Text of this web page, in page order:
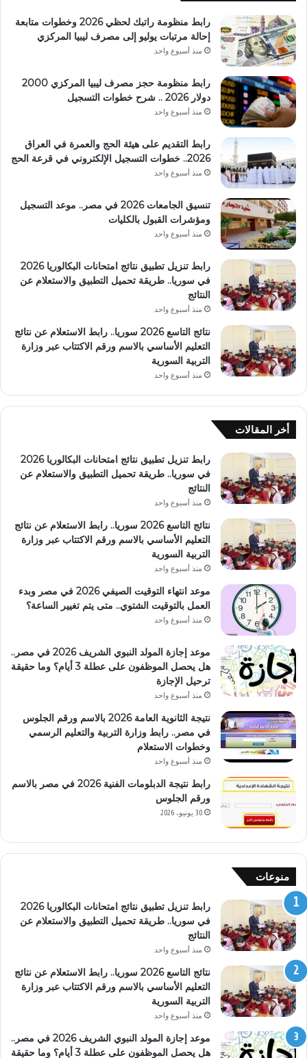
رابط منظومة راتبك لحظي 2026 وخطوات متابعة
إحالة مرتبات يوليو إلى مصرف ليبيا المركزي
منذ أسبوع واحد
رابط منظومة حجز مصرف ليبيا المركزي 2000
دولار 2026 .. شرح خطوات التسجيل
منذ أسبوع واحد
رابط التقديم على هيئة الحج والعمرة في العراق
2026.. خطوات التسجيل الإلكتروني في قرعة الحج
منذ أسبوع واحد
تنسيق الجامعات 2026 في مصر.. موعد التسجيل
ومؤشرات القبول بالكليات
منذ أسبوع واحد
رابط تنزيل تطبيق نتائج امتحانات البكالوريا 2026
في سوريا.. طريقة تحميل التطبيق والاستعلام عن
النتائج
منذ أسبوع واحد
نتائج التاسع 2026 سوريا.. رابط الاستعلام عن نتائج
التعليم الأساسي بالاسم ورقم الاكتتاب عبر وزارة
التربية السورية
منذ أسبوع واحد
أخر المقالات
رابط تنزيل تطبيق نتائج امتحانات البكالوريا 2026
في سوريا.. طريقة تحميل التطبيق والاستعلام عن
النتائج
منذ أسبوع واحد
نتائج التاسع 2026 سوريا.. رابط الاستعلام عن نتائج
التعليم الأساسي بالاسم ورقم الاكتتاب عبر وزارة
التربية السورية
منذ أسبوع واحد
موعد انتهاء التوقيت الصيفي 2026 في مصر وبدء
العمل بالتوقيت الشتوي.. متى يتم تغيير الساعة؟
منذ أسبوع واحد
موعد إجازة المولد النبوي الشريف 2026 في مصر..
هل يحصل الموظفون على عطلة 3 أيام؟ وما حقيقة
ترحيل الإجازة
منذ أسبوع واحد
نتيجة الثانوية العامة 2026 بالاسم ورقم الجلوس
في مصر.. رابط وزارة التربية والتعليم الرسمي
وخطوات الاستعلام
منذ أسبوع واحد
رابط نتيجة الدبلومات الفنية 2026 في مصر بالاسم
ورقم الجلوس
30 يونيو، 2026
منوعات
رابط تنزيل تطبيق نتائج امتحانات البكالوريا 2026
في سوريا.. طريقة تحميل التطبيق والاستعلام عن
النتائج
منذ أسبوع واحد
نتائج التاسع 2026 سوريا.. رابط الاستعلام عن نتائج
التعليم الأساسي بالاسم ورقم الاكتتاب عبر وزارة
التربية السورية
منذ أسبوع واحد
موعد إجازة المولد النبوي الشريف 2026 في مصر..
هل يحصل الموظفون على عطلة 3 أيام؟ وما حقيقة